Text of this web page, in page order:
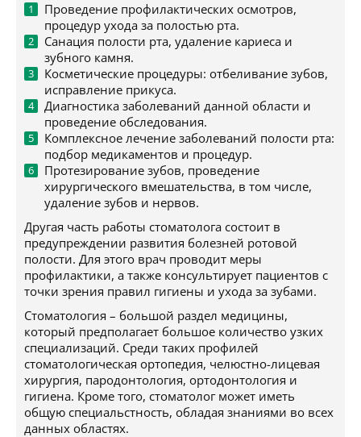
Проведение профилактических осмотров,
процедур ухода за полостью рта.
Санация полости рта, удаление кариеса и
зубного камня.
Косметические процедуры: отбеливание зубов,
исправление прикуса.
Диагностика заболеваний данной области и
проведение обследования.
Комплексное лечение заболеваний полости рта:
подбор медикаментов и процедур.
Протезирование зубов, проведение
хирургического вмешательства, в том числе,
удаление зубов и нервов.
Другая часть работы стоматолога состоит в
предупреждении развития болезней ротовой
полости. Для этого врач проводит меры
профилактики, а также консультирует пациентов с
точки зрения правил гигиены и ухода за зубами.
Стоматология – большой раздел медицины,
который предполагает большое количество узких
специализаций. Среди таких профилей
стоматологическая ортопедия, челюстно-лицевая
хирургия, пародонтология, ортодонтология и
гигиена. Кроме того, стоматолог может иметь
общую специальстность, обладая знаниями во всех
данных областях.